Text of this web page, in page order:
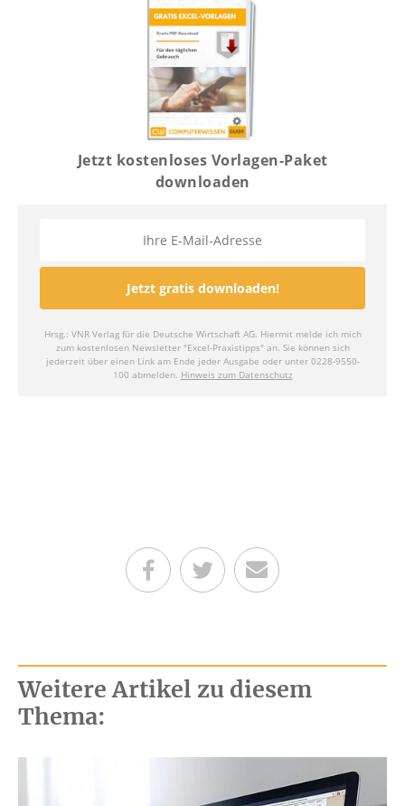
Teilen auf Facebook
Teilen auf Twitter
Per E-Mail senden
Weitere Artikel zu diesem
Thema: